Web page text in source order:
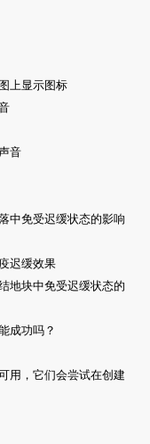
上显示图标
音
中免受迟缓状态的影响
迟缓效果
地块中免受迟缓状态的
成功吗？
用，它们会尝试在创建